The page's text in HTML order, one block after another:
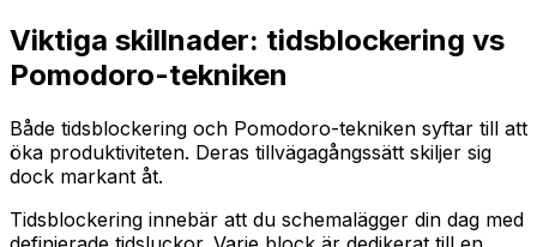
Viktiga skillnader: tidsblockering vs
Pomodoro-tekniken
Både tidsblockering och Pomodoro-tekniken syftar till att
öka produktiviteten. Deras tillvägagångssätt skiljer sig
dock markant åt.
Tidsblockering innebär att du schemalägger din dag med